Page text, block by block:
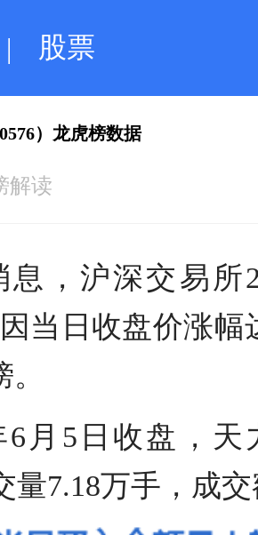
| 股票
）龙虎榜数据
解读
息，沪深交易所
因当日收盘价涨
6月5日收盘，天
量7.18万手，成交